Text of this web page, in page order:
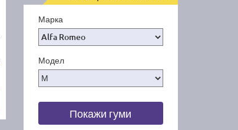
Марка
Модел
Покажи гуми